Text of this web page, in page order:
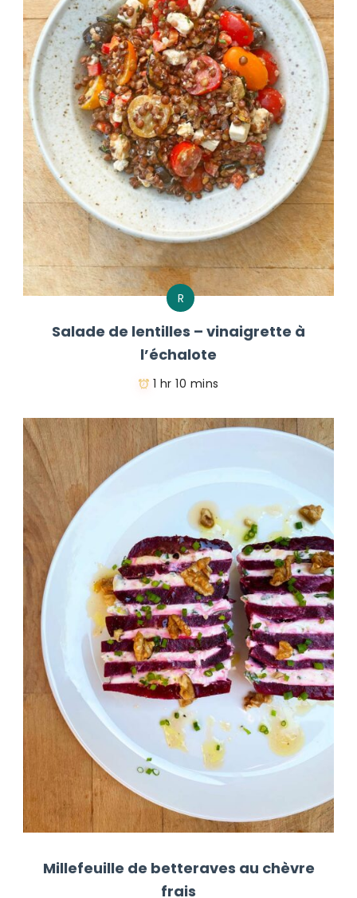
R
Salade de lentilles – vinaigrette à
l’échalote
1 hr 10 mins
Millefeuille de betteraves au chèvre
frais